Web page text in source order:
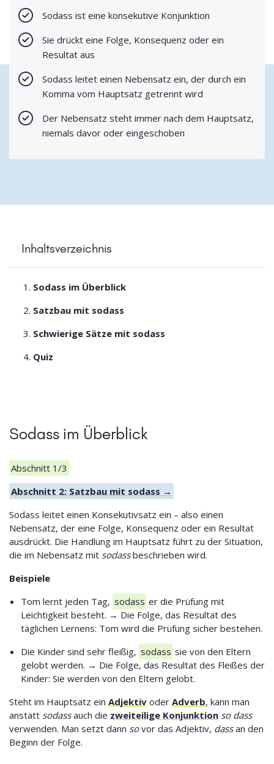
Sodass ist eine konsekutive Konjunktion
Sie drückt eine Folge, Konsequenz oder ein
Resultat aus
Sodass leitet einen Nebensatz ein, der durch ein
Komma vom Hauptsatz getrennt wird
Der Nebensatz steht immer nach dem Hauptsatz,
niemals davor oder eingeschoben
Inhaltsverzeichnis
Sodass im Überblick
Satzbau mit sodass
Schwierige Sätze mit sodass
Quiz
Sodass im Überblick
Abschnitt 1/3
Abschnitt 2: Satzbau mit sodass →
Sodass leitet einen Konsekutivsatz ein – also einen
Nebensatz, der eine Folge, Konsequenz oder ein Resultat
ausdrückt. Die Handlung im Hauptsatz führt zu der Situation,
die im Nebensatz mit sodassbeschrieben wird.
Beispiele
Tom lernt jeden Tag, sodass er die Prüfung mit
Leichtigkeit besteht. → Die Folge, das Resultat des
täglichen Lernens: Tom wird die Prüfung sicher bestehen.
Die Kinder sind sehr fleißig, sodass sie von den Eltern
gelobt werden. → Die Folge, das Resultat des Fleißes der
Kinder: Sie werden von den Eltern gelobt.
Steht im Hauptsatz ein Adjektiv oder Adverb, kann man
anstatt sodassauch die zweiteilige Konjunktion so dass
verwenden. Man setzt dann sovor das Adjektiv, dassan den
Beginn der Folge.